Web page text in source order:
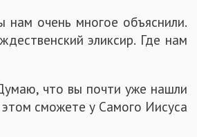
нам очень многое объяснили.
эликсир. Где нам
что вы почти уже нашли
этом сможете у Самого Иисуса